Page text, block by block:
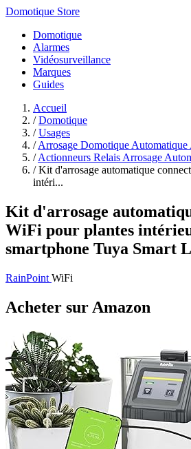
Domotique Store
Domotique
Alarmes
Vidéosurveillance
Marques
Guides
Accueil
/ Domotique
/ Usages
/ Arrosage Domotique Automatique
/ Actionneurs Relais Arrosage
/ Kit d'arrosage automatique
intéri...
Kit d'arrosage
WiFi pour plantes
smartphone Tuya Smart
RainPoint WiFi
Acheter sur Amazon